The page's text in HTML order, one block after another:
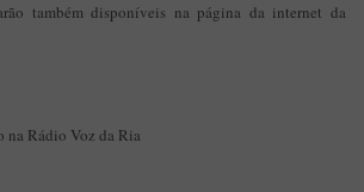
também disponíveis na página da internet da
na Rádio Voz da Ria